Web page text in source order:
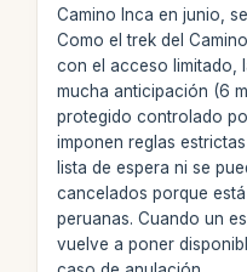
Camino Inca en junio,
Como el trek del
con el acceso limitado,
mucha anticipación (6
protegido controlado
imponen reglas
lista de espera ni se
cancelados porque
peruanas. Cuando un
vuelve a poner